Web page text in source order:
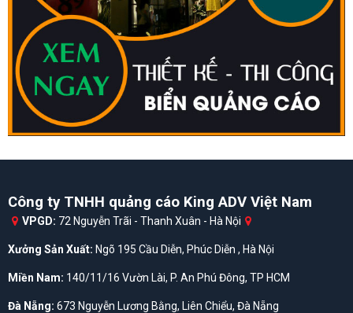
Công ty TNHH quảng cáo King ADV Việt Nam
VPGD: 72 Nguyễn Trãi - Thanh Xuân - Hà Nội
Xưởng Sản Xuất: Ngõ 195 Cầu Diễn, Phúc Diễn , Hà Nội
Miền Nam: 140/11/16 Vườn Lài, P. An Phú Đông, TP HCM
Đà Nẵng: 673 Nguyễn Lương Bằng, Liên Chiểu, Đà Nẵng